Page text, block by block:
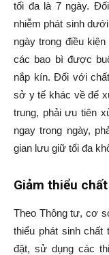
tối đa là 7 ngày.
nhiễm phát sinh
ngày trong điều
các bao bì được
nắp kín. Đối với
sở y tế khác về để
trung, phải ưu tiên
ngay trong ngày,
gian lưu giữ tối đa
Giảm thiểu
Theo Thông tư, cơ
thiểu phát sinh
đặt, sử dụng các